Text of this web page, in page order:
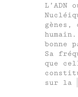
L’ADN
gènes,
bonne
Sa
que
sur la